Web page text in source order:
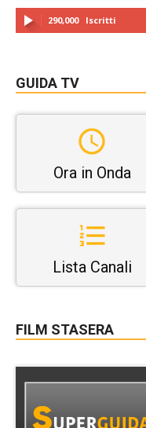
290,000 Iscritti
GUIDA TV
Ora in Onda
Lista Canali
FILM STASERA